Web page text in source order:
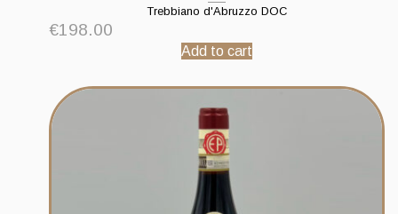
Trebbiano d'Abruzzo DOC
€198.00
Add to cart